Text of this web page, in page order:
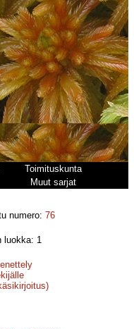
Toimituskunta
Muut sarjat
numero:76
luokka: 1